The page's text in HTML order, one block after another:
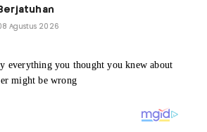
Berjatuhan
Agustus 2026